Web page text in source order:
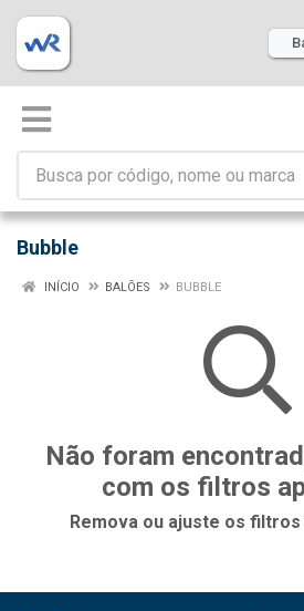
Bubble
INÍCIO BALÕES BUBBLE
Não foram
com os filtros
Remova ou ajuste os